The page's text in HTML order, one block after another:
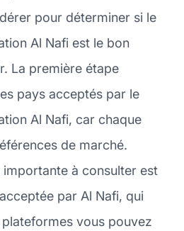
pour déterminer si le
Al Nafi est le bon
La première étape
pays acceptés par le
Al Nafi, car chaque
de marché.
à consulter est
par Al Nafi, qui
vous pouvez